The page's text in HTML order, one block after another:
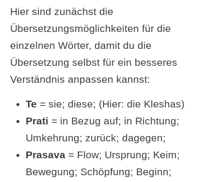
Am Ursprung findet man stets
Avidya
Erkenntnis = Auflösung
Die sich selbst verstärkende
Schleife
Dein Feedback / deine offene
Frage an den Text
Siehe auch (Sutra mit ähnlichen
bzw. ergänzenden Aussagen)
Übungsvorschlag zu Sutra II-10
Hier sind zunächst die
Übersetzungsmöglichkeiten für die
einzelnen Wörter, damit du die
Übersetzung selbst für ein besseres
Verständnis anpassen kannst:
Te = sie; diese; (Hier: die Kleshas)
Prati = in Bezug auf; in Richtung;
Umkehrung; zurück; dagegen;
Prasava = Flow; Ursprung; Keim;
Bewegung; Schöpfung; Beginn;